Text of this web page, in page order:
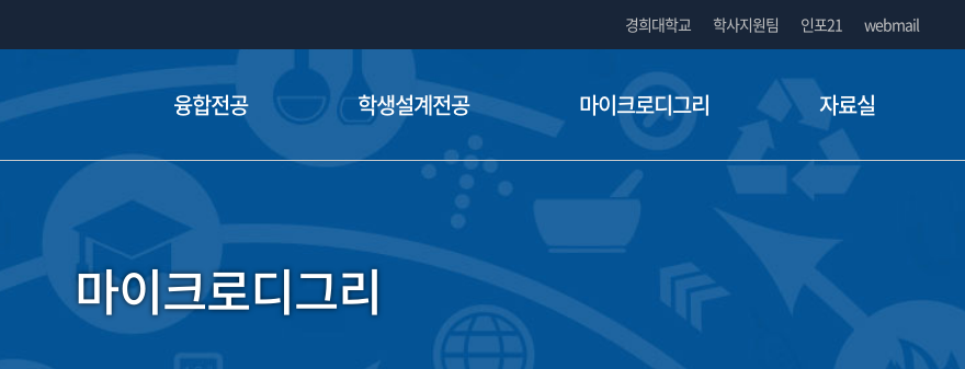
경희대학교 학사지원팀 인포21 webmail
융합전공
융합전공이란
운영현황
신청 및 이수방법
학생설계전공
학생설계전공이란
운영현황
신청 및 이수방법
마이크로디그리
마이크로디그리란
운영현황
신청 및 이수 방법
자료실
뉴스자료
마이크로디그리